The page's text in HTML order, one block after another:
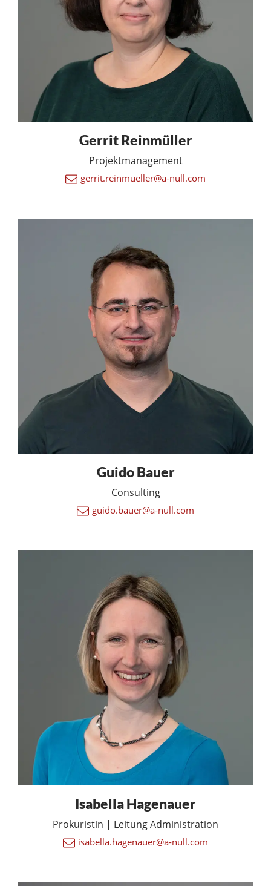
Gerrit Reinmüller
Projektmanagement
gerrit.reinmueller@a-null.com
Guido Bauer
Consulting
guido.bauer@a-null.com
Isabella Hagenauer
Prokuristin | Leitung Administration
isabella.hagenauer@a-null.com